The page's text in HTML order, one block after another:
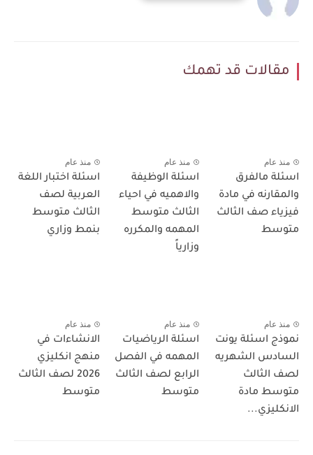
مقالات قد تهمك
منذ عام
اسئلة مالفرق
والمقارنه في مادة
فيزياء صف الثالث
متوسط
منذ عام
اسئلة الوظيفة
والاهميه في احياء
الثالث متوسط
المهمه والمكرره
وزارياً
منذ عام
اسئلة اختبار اللغة
العربية لصف
الثالث متوسط
بنمط وزاري
منذ عام
نموذج اسئلة يونت
السادس الشهريه
لصف الثالث
متوسط مادة
الانكليزي...
منذ عام
اسئلة الرياضيات
المهمه في الفصل
الرابع لصف الثالث
متوسط
منذ عام
الانشاءات في
منهج انكليزي
2026 لصف الثالث
متوسط